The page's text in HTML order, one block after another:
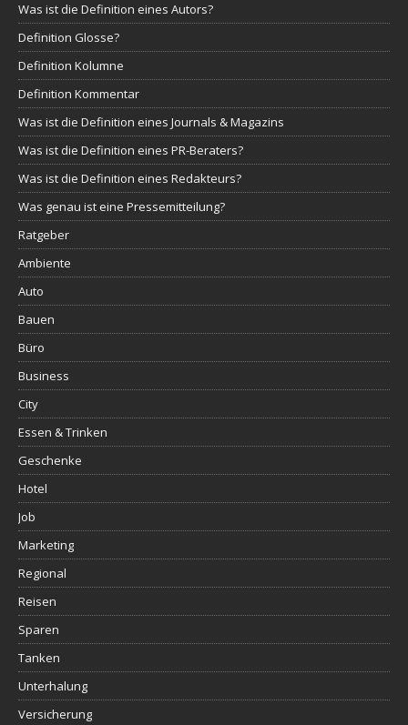
Was ist die Definition eines Autors?
Definition Glosse?
Definition Kolumne
Definition Kommentar
Was ist die Definition eines Journals & Magazins
Was ist die Definition eines PR-Beraters?
Was ist die Definition eines Redakteurs?
Was genau ist eine Pressemitteilung?
Ratgeber
Ambiente
Auto
Bauen
Büro
Business
City
Essen & Trinken
Geschenke
Hotel
Job
Marketing
Regional
Reisen
Sparen
Tanken
Unterhalung
Versicherung